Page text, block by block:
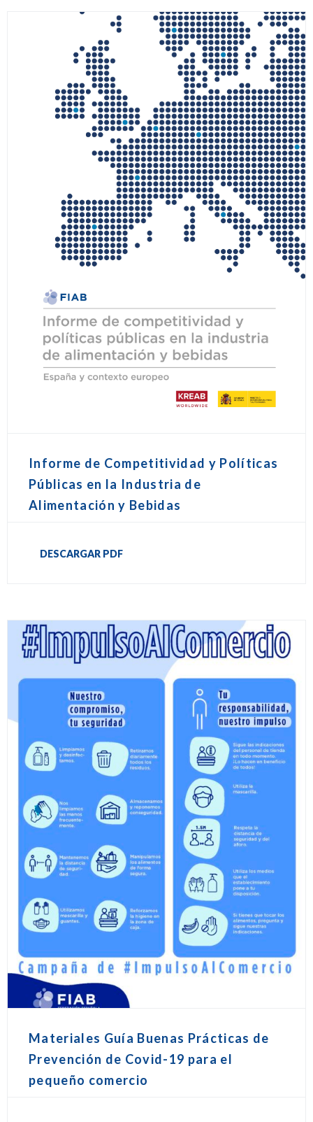
Informe de Competitividad y Políticas
Públicas en la Industria de
Alimentación y Bebidas
DESCARGAR PDF
Materiales Guía Buenas Prácticas de
Prevención de Covid-19 para el
pequeño comercio